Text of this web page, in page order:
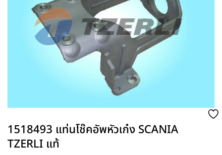
1518493 แท่นโช๊คอัพหัวเก๋ง SCANIA
TZERLI แท้